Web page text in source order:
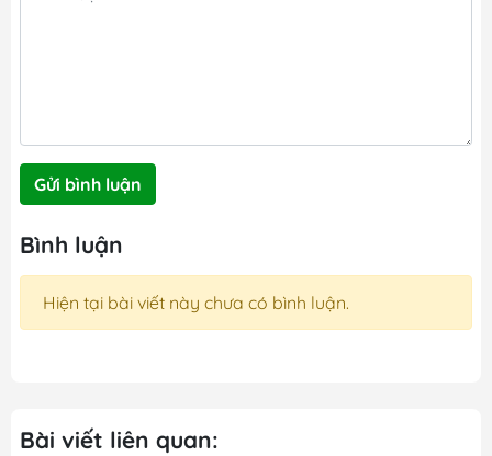
Gửi bình luận
Bình luận
Hiện tại bài viết này chưa có bình luận.
Bài viết liên quan: